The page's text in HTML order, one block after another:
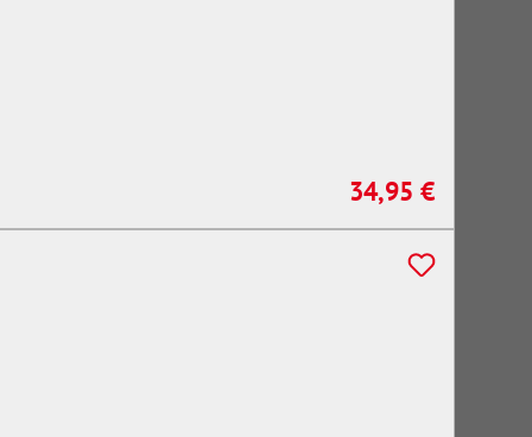
Regulärer Preis:
34,95 €